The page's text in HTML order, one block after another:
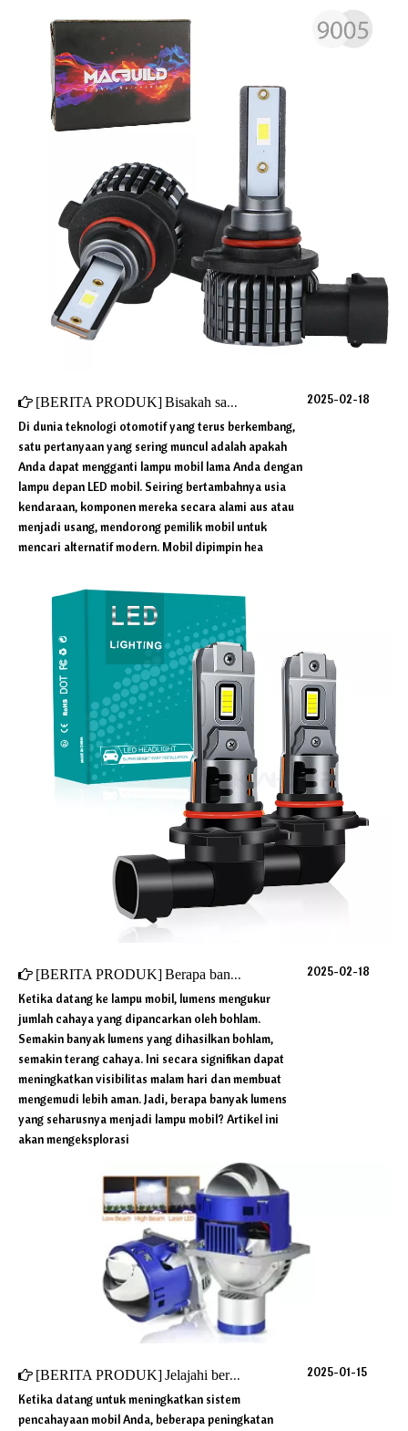
[BERITA PRODUK]Bisakah saya mengganti lampu mobil lama saya dengan LED?
Di dunia teknologi otomotif yang terus berkembang,
satu pertanyaan yang sering muncul adalah apakah
Anda dapat mengganti lampu mobil lama Anda dengan
lampu depan LED mobil. Seiring bertambahnya usia
kendaraan, komponen mereka secara alami aus atau
menjadi usang, mendorong pemilik mobil untuk
mencari alternatif modern. Mobil dipimpin hea
2025-02-18
[BERITA PRODUK]Berapa banyak lumens yang seharusnya menjadi lampu mobil?
Ketika datang ke lampu mobil, lumens mengukur
jumlah cahaya yang dipancarkan oleh bohlam.
Semakin banyak lumens yang dihasilkan bohlam,
semakin terang cahaya. Ini secara signifikan dapat
meningkatkan visibilitas malam hari dan membuat
mengemudi lebih aman. Jadi, berapa banyak lumens
yang seharusnya menjadi lampu mobil? Artikel ini
akan mengeksplorasi
2025-02-18
[BERITA PRODUK]Jelajahi berbagai macam lampu LED khusus: H1, H4, H7, dan banyak lagi
Ketika datang untuk meningkatkan sistem
pencahayaan mobil Anda, beberapa peningkatan
2025-01-15